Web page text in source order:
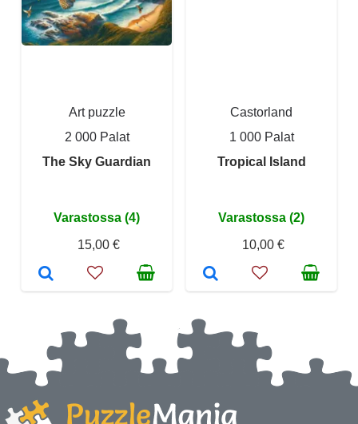
Art puzzle
2 000 Palat
The Sky Guardian
Varastossa (4)
15,00 €
Castorland
1 000 Palat
Tropical Island
Varastossa (2)
10,00 €